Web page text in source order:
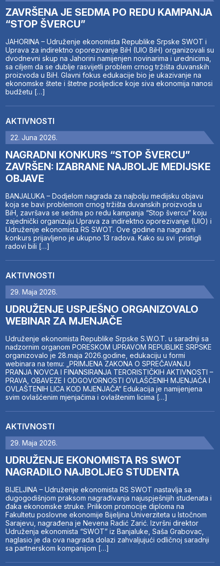
ZAVRŠENA JE SEDMA PO REDU KAMPANJA
“STOP ŠVERCU”
JAHORINA – Udruženje ekonomista Republike Srpske SWOT i
Uprava za indirektno oporezivanje BiH (UIO BiH) organizovali su
dvodnevni skup na Jahorini namijenjen novinarima i urednicima,
sa ciljem da se dublje rasvijetli problem crnog tržišta duvanskih
proizvoda u BiH. Glavni fokus edukacije bio je ukazivanje na
ekonomske štete i štetne posljedice koje siva ekonomija nanosi
budžetu […]
AKTIVNOSTI
22. Juna 2026.
NAGRADNI KONKURS “STOP ŠVERCU”
ZAVRŠEN: IZABRANE NAJBOLJE MEDIJSKE
OBJAVE
BANJALUKA – Dodjelom nagrada za najbolju medijsku objavu
koja se bavi problemom crnog tržišta duvanskih proizvoda u
BiH, završava se sedma po redu kampanja “Stop švercu” koju
zajednički organizuju Uprava za indirektno oporezivanje (UIO) i
Udruženje ekonomista RS SWOT. Ove godine na nagradni
konkurs prijavljeno je ukupno 13 radova. Kako su svi pristigli
radovi bili […]
AKTIVNOSTI
29. Maja 2026.
UDRUŽENJE USPJEŠNO ORGANIZOVALO
WEBINAR ZA MJENJAČE
Udruženje ekonomista Republike Srpske S.W.O.T. u saradnji sa
nadzornim organom PORESKOM UPRAVOM REPUBLIKE SRPSKE
organizovalo je 28.maja 2026.godine, edukaciju u formi
webinara na temu: „PRIMJENA ZAKONA O SPREČAVANJU
PRANJA NOVCA I FINANSIRANJA TERORISTIČKIH AKTIVNOSTI –
PRAVA, OBAVEZE I ODGOVORNOSTI OVLAŠĆENIH MJENJAČA I
OVLAŠTENIH LICA KOD MJENJAČA“ Edukacija je namijenjena
svim ovlašćenim mjenjačima i ovlaštenim licima […]
AKTIVNOSTI
29. Maja 2026.
UDRUŽENJE EKONOMISTA RS SWOT
NAGRADILO NAJBOLJEG STUDENTA
BIJELJINA – Udruženje ekonomista RS SWOT nastavlja sa
dugogodišnjom praksom nagrađivanja najuspješnijih studenata i
đaka ekonomske struke. Prilikom promocije diploma na
Fakultetu poslovne ekonomije Bijeljina Univerziteta u Istočnom
Sarajevu, nagrađena je Nevena Radić Zarić. Izvršni direktor
Udruženja ekonomista “SWOT” iz Banjaluke, Saša Grabovac,
naglasio je da ova nagrada dolazi zahvaljujući odličnoj saradnji
sa partnerskom kompanijom […]